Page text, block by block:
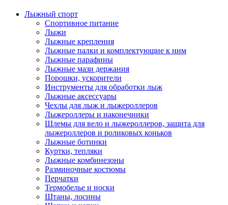
Лыжный спорт
Спортивное питание
Лыжи
Лыжные крепления
Лыжные палки и комплектующие к ним
Лыжные парафины
Лыжные мази держания
Порошки, ускорители
Инструменты для обработки лыж
Лыжные аксессуары
Чехлы для лыж и лыжероллеров
Лыжероллеры и наконечники
Шлемы для вело и лыжероллеров, защита для
лыжероллеров и роликовых коньков
Лыжные ботинки
Куртки, тепляки
Лыжные комбинезоны
Разминочные костюмы
Перчатки
Термобелье и носки
Штаны, лосины